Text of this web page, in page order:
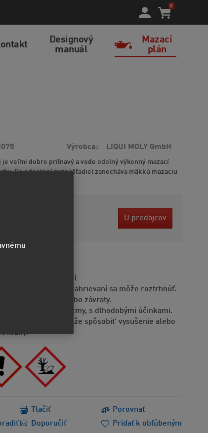
0
Designový
manuál
Mazací
plán
Výrobca LIQUI MOLY GmbH
veľmi dobre priľnavý a vode odolný výkonný mazací
Po odparení rozpúšťadiel zanecháva mäkkú mazaciu
U predajcov
horľavý aerosól
je pod tlakom: pri zahrievaní sa môže roztrhnúť.
ospalosť alebo závraty.
pre vodné organizmy, s dlhodobými účinkami.
expozícia môže spôsobit’ vysušenie alebo
Porovnať
Doporučiť
Tlačiť
Pridať k obľúbeným